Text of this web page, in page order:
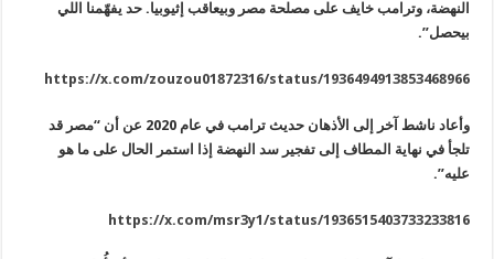
النهضة، وترامب خايف على مصلحة مصر وبيعاقب إثيوبيا. حد يفهّمنا اللي
بيحصل”.
https://x.com/zouzou01872316/status/1936494913853468966
وأعاد ناشط آخر إلى الأذهان حديث ترامب في عام 2020 عن أن “مصر قد
تلجأ في نهاية المطاف إلى تفجير سد النهضة إذا استمر الحال على ما هو
عليه”.
https://x.com/msr3y1/status/1936515403733233816